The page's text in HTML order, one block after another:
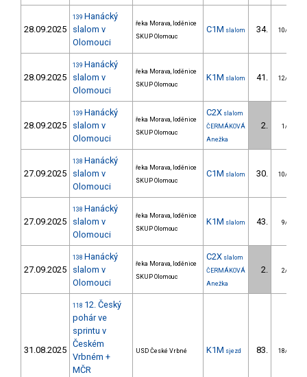
28.09.2025
139 Hanácký
slalom v
Olomouci
řeka Morava, loděnice
SKUP Olomouc
C1M slalom 34. 10/DM
28.09.2025
139 Hanácký
slalom v
Olomouci
řeka Morava, loděnice
SKUP Olomouc
K1M slalom 41. 12/DM
28.09.2025
139 Hanácký
slalom v
Olomouci
řeka Morava, loděnice
SKUP Olomouc
C2X slalom
ČERMÁKOVÁ
Anežka
2. 1/DM
27.09.2025
138 Hanácký
slalom v
Olomouci
řeka Morava, loděnice
SKUP Olomouc
C1M slalom 30. 10/DM
27.09.2025
138 Hanácký
slalom v
Olomouci
řeka Morava, loděnice
SKUP Olomouc
K1M slalom 43. 9/DM
27.09.2025
138 Hanácký
slalom v
Olomouci
řeka Morava, loděnice
SKUP Olomouc
C2X slalom
ČERMÁKOVÁ
Anežka
2. 2/DM
31.08.2025
118 12. Český
pohár ve
sprintu v
Českém
Vrbném +
MČR
USD České Vrbné K1M sjezd 83. 18/DM